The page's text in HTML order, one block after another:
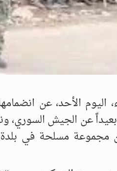
الأحد، عن
بعيداً عن الجيش
مسلحة في بلدة